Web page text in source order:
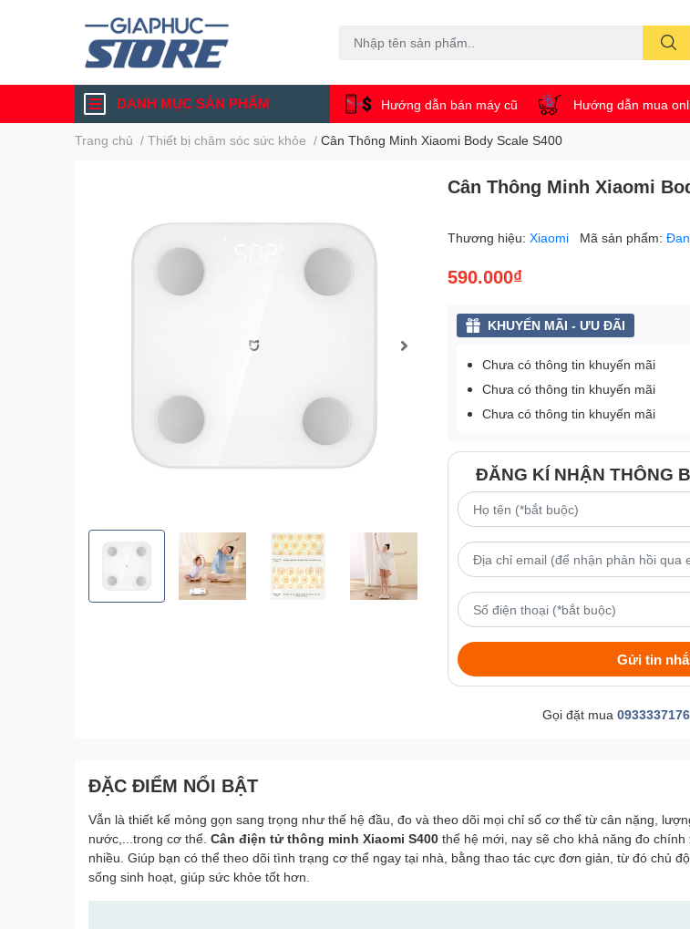
DANH MỤC SẢN PHẨM Hướng dẫn bán máy cũ Hướng dẫn mua
Trang chủ / Thiết bị chăm sóc sức khỏe / Cân Thông Minh Xiaomi Body Scale S400
Cân Thông Minh Xiaomi
Thương hiệu:Xiaomi Mã sản phẩm:
590.000₫
KHUYẾN MÃI - ƯU ĐÃI
Chưa có thông tin khuyến mãi
Chưa có thông tin khuyến mãi
Chưa có thông tin khuyến mãi
ĐĂNG KÍ NHẬN THÔNG
Gửi tin
Gọi đặt mua 0933337176
ĐẶC ĐIỂM NỔI BẬT
Vẫn là thiết kế mỏng gọn sang trọng như thế hệ đầu, đo và theo dõi mọi chỉ số cơ thể từ cân nặng,
nước,...trong cơ thể. Cân điện tử thông minh Xiaomi S400 thế hệ mới, nay sẽ cho khả năng đo chính
nhiều. Giúp bạn có thể theo dõi tình trạng cơ thể ngay tại nhà, bằng thao tác cực đơn giản, từ đó chủ
sống sinh hoạt, giúp sức khỏe tốt hơn.